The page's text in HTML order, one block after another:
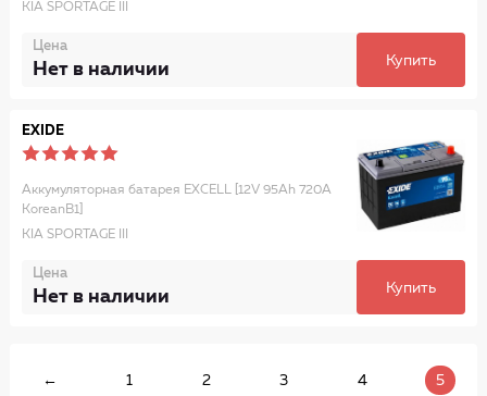
KIA SPORTAGE III
Цена
Нет в наличии Купить
EXIDE
Аккумуляторная батарея EXCELL [12V 95Ah 720A
KoreanB1]
KIA SPORTAGE III
Цена
Нет в наличии Купить
← 1 2 3 4 5